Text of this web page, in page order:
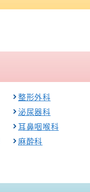
整形外科
泌尿器科
耳鼻咽喉科
麻酔科